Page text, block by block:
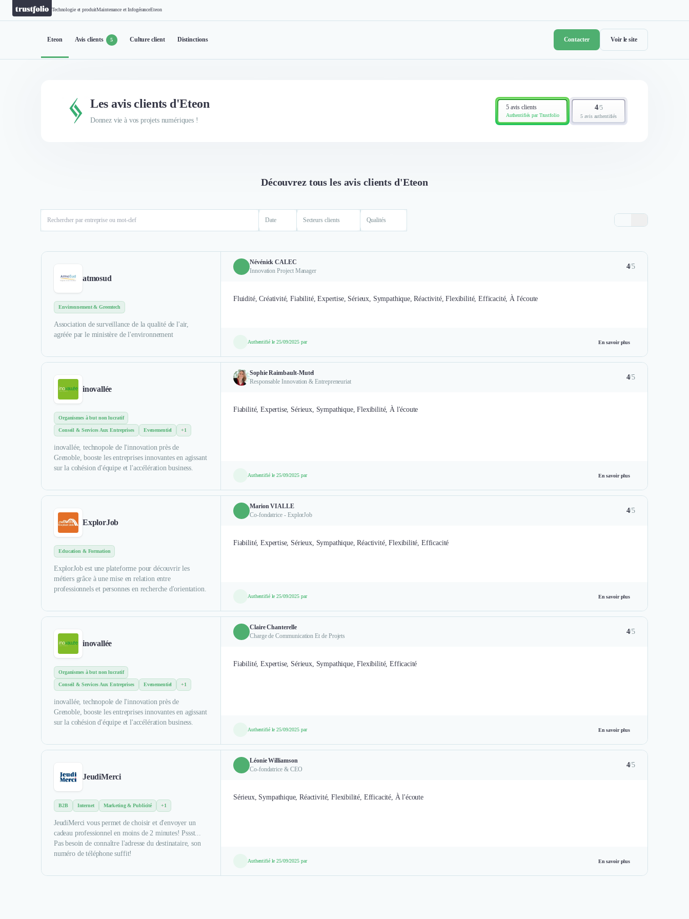
Technologie et produitMaintenance et InfogéranceEteon
Contacter Voir le site
Eteon Avis clients 5 Culture client Distinctions
Les avis clients d'Eteon
Donnez vie à vos projets numériques !
5 avis clients
Authentifiés par Trustfolio
4/5
5 avis authentifiés
Découvrez tous les avis clients d'Eteon
Date Secteurs clients Qualités
atmosud
Environnement & Greentech
Association de surveillance de la qualité de l'air,
agréée par le ministère de l'environnement
Névénick CALEC
Innovation Project Manager
4/5
Fluidité, Créativité, Fiabilité, Expertise, Sérieux, Sympathique, Réactivité, Flexibilité, Efficacité, À l'écoute
Authentifié le 25/09/2025 par En savoir plus
inovallée
Organismes à but non lucratif
Conseil & Services Aux Entreprises Evenementiel +1
inovallée, technopole de l'innovation près de
Grenoble, booste les entreprises innovantes en agissant
sur la cohésion d'équipe et l'accélération business.
Sophie Raimbault-Mutel
Responsable Innovation & Entrepreneuriat
4/5
Fiabilité, Expertise, Sérieux, Sympathique, Flexibilité, À l'écoute
Authentifié le 25/09/2025 par En savoir plus
ExplorJob
Education & Formation
ExplorJob est une plateforme pour découvrir les
métiers grâce à une mise en relation entre
professionnels et personnes en recherche d'orientation.
Marion VIALLE
Co-fondatrice - ExplorJob
4/5
Fiabilité, Expertise, Sérieux, Sympathique, Réactivité, Flexibilité, Efficacité
Authentifié le 25/09/2025 par En savoir plus
inovallée
Organismes à but non lucratif
Conseil & Services Aux Entreprises Evenementiel +1
inovallée, technopole de l'innovation près de
Grenoble, booste les entreprises innovantes en agissant
sur la cohésion d'équipe et l'accélération business.
Claire Chanterelle
Charge de Communication Et de Projets
4/5
Fiabilité, Expertise, Sérieux, Sympathique, Flexibilité, Efficacité
Authentifié le 25/09/2025 par En savoir plus
JeudiMerci
B2B Internet Marketing & Publicité +1
JeudiMerci vous permet de choisir et d'envoyer un
cadeau professionnel en moins de 2 minutes! Pssst...
Pas besoin de connaître l'adresse du destinataire, son
numéro de téléphone suffit!
Léonie Williamson
Co-fondatrice & CEO
4/5
Sérieux, Sympathique, Réactivité, Flexibilité, Efficacité, À l'écoute
Authentifié le 25/09/2025 par En savoir plus